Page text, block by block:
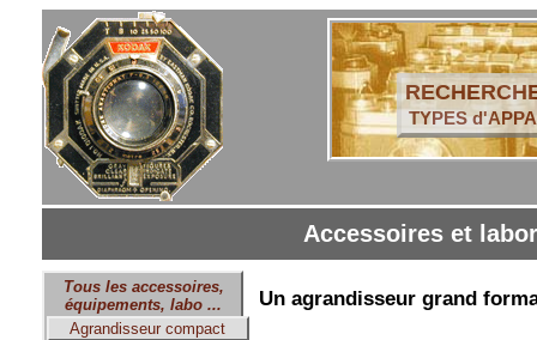
TYPES
Accessoires et
Tous les accessoires,
équipements, labo ...
Agrandisseur compact
Un agrandisseur grand